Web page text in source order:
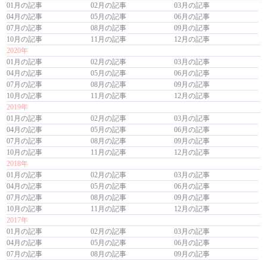
01月の記事
02月の記事
03月の記事
04月の記事
05月の記事
06月の記事
07月の記事
08月の記事
09月の記事
10月の記事
11月の記事
12月の記事
2020年
01月の記事
02月の記事
03月の記事
04月の記事
05月の記事
06月の記事
07月の記事
08月の記事
09月の記事
10月の記事
11月の記事
12月の記事
2019年
01月の記事
02月の記事
03月の記事
04月の記事
05月の記事
06月の記事
07月の記事
08月の記事
09月の記事
10月の記事
11月の記事
12月の記事
2018年
01月の記事
02月の記事
03月の記事
04月の記事
05月の記事
06月の記事
07月の記事
08月の記事
09月の記事
10月の記事
11月の記事
12月の記事
2017年
01月の記事
02月の記事
03月の記事
04月の記事
05月の記事
06月の記事
07月の記事
08月の記事
09月の記事